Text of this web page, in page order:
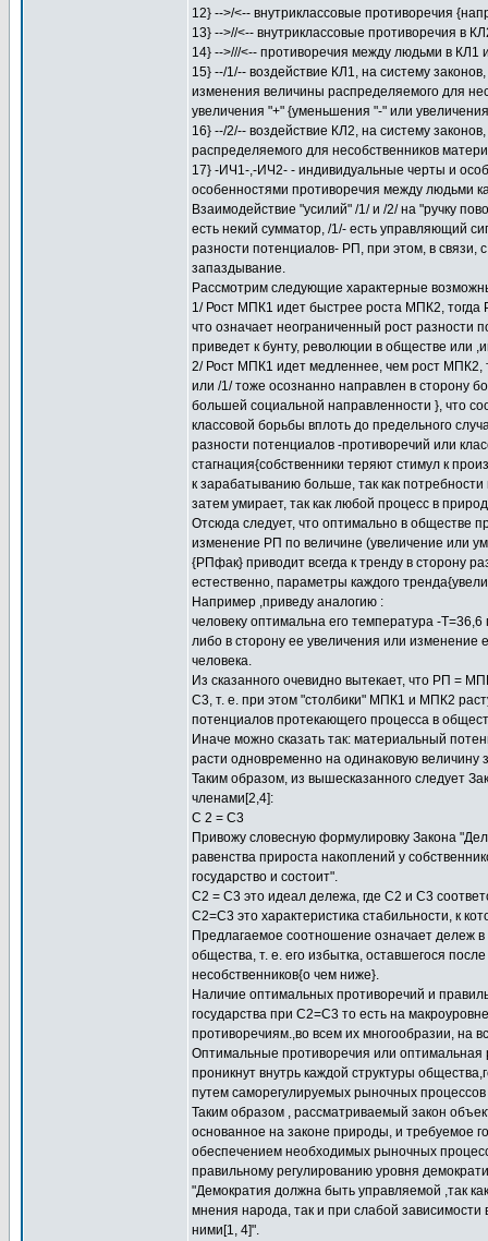
12} -->/<-- внутриклассовые противоречия
13} -->//<-- внутриклассовые противоречия в
14} -->///<-- противоречия между людьми в
15} --/1/-- воздействие КЛ1, на систему
изменения величины распределяемого для
увеличения "+" {уменьшения "-" или
16} --/2/-- воздействие КЛ2, на систему
распределяемого для несобственников
17} -ИЧ1-,-ИЧ2- - индивидуальные черты и
особенностями противоречия между людьми
Взаимодействие "усилий" /1/ и /2/ на "ручку
есть некий сумматор, /1/- есть управляющий
разности потенциалов- РП, при этом, в
запаздывание.
Рассмотрим следующие характерные
1/ Рост МПК1 идет быстрее роста МПК2,
что означает неограниченный рост
приведет к бунту, революции в обществе или
2/ Рост МПК1 идет медленнее, чем рост МПК2,
или /1/ тоже осознанно направлен в сторону
большей социальной направленности }, что
классовой борьбы вплоть до предельного
разности потенциалов -противоречий или
стагнация{собственники теряют стимул к
к зарабатыванию больше, так как
затем умирает, так как любой процесс в
Отсюда следует, что оптимально в обществе
изменение РП по величине (увеличение или
{РПфак} приводит всегда к тренду в сторону
естественно, параметры каждого
Например ,приведу аналогию :
человеку оптимальна его температура -
либо в сторону ее увеличения или изменение
человека.
Из сказанного очевидно вытекает, что РП =
С3, т. е. при этом "столбики" МПК1 и МПК2
потенциалов протекающего процесса в
Иначе можно сказать так: материальный
расти одновременно на одинаковую величину
Таким образом, из вышесказанного следует
членами[2,4]:
C 2 = C3
Привожу словесную формулировку Закона
равенства прироста накоплений у
государство и состоит".
С2 = С3 это идеал дележа, где С2 и С3
С2=С3 это характеристика стабильности, к
Предлагаемое соотношение означает дележ
общества, т. е. его избытка, оставшегося
несобственников{о чем ниже}.
Наличие оптимальных противоречий и
государства при С2=С3 то есть на
противоречиям.,во всем их многообразии, на
Оптимальные противоречия или оптимальная
проникнут внутрь каждой структуры
путем саморегулируемых рыночных процессов
Таким образом , рассматриваемый закон
основанное на законе природы, и требуемое
обеспечением необходимых рыночных
правильному регулированию уровня
"Демократия должна быть управляемой ,так
мнения народа, так и при слабой зависимости
ними[1, 4]".